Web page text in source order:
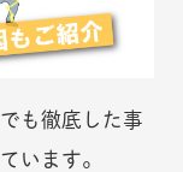
も徹底した事
います。